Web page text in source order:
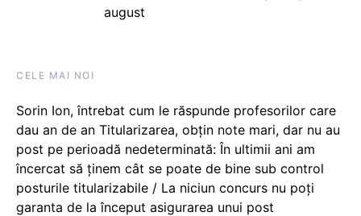
august
CELE MAI NOI
Sorin Ion, întrebat cum le răspunde profesorilor care
dau an de an Titularizarea, obțin note mari, dar nu au
post pe perioadă nedeterminată: În ultimii ani am
încercat să ținem cât se poate de bine sub control
posturile titularizabile / La niciun concurs nu poți
garanta de la început asigurarea unui post